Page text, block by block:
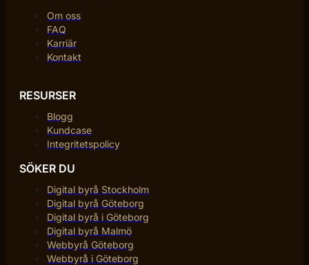
Om oss
FAQ
Karriär
Kontakt
RESURSER
Blogg
Kundcase
Integritetspolicy
SÖKER DU
Digital byrå Stockholm
Digital byrå Göteborg
Digital byrå i Göteborg
Digital byrå Malmö
Webbyrå Göteborg
Webbyrå i Göteborg